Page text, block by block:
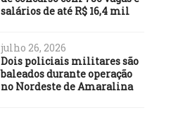
salários de até R$ 16,4 mil
julho 26, 2026
Dois policiais militares são
baleados durante operação
no Nordeste de Amaralina